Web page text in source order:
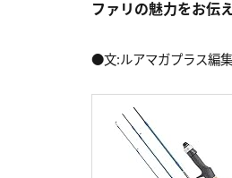
ファリの魅力をお伝
●文:ルアマガプラス編